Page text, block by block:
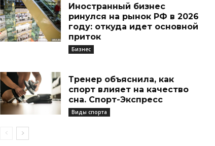
Иностранный бизнес
ринулся на рынок РФ в 2026
году: откуда идет основной
приток
Бизнес
Тренер объяснила, как
спорт влияет на качество
сна. Спорт-Экспресс
Виды спорта